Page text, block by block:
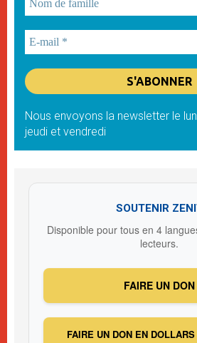
Nous envoyons la newsletter le
jeudi et vendredi
SOUTENIR
Disponible pour tous en 4
lecteurs.
FAIRE UN DON
FAIRE UN DON EN